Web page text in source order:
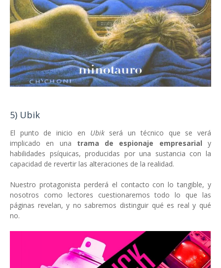
5) Ubik
El punto de inicio en Ubikserá un técnico que se verá
implicado en una trama de espionaje empresarial y
habilidades psíquicas, producidas por una sustancia con la
capacidad de revertir las alteraciones de la realidad.
Nuestro protagonista perderá el contacto con lo tangible, y
nosotros como lectores cuestionaremos todo lo que las
páginas revelan, y no sabremos distinguir qué es real y qué
no.